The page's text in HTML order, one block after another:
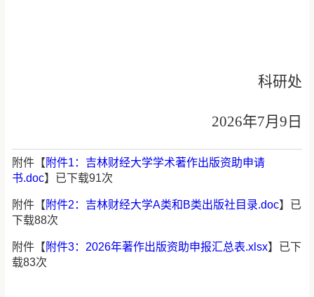
科研处
2026年7月9 日
附件【 附件1：吉林财经大学学术著作出版资助申请
书.doc】已下载91次
附件【 附件2：吉林财经大学A类和B类出版社目录.doc】已
下载88次
附件【 附件3：2026年著作出版资助申报汇总表.xlsx】已下
载83次